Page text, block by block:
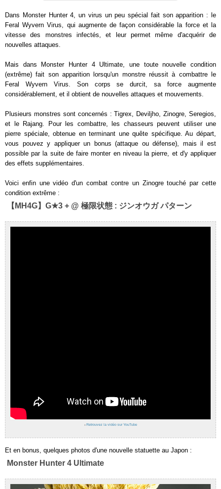
Dans Monster Hunter 4, un virus un peu spécial fait son apparition : le
Feral Wyvern Virus, qui augmente de façon considérable la force et la
vitesse des monstres infectés, et leur permet même d'acquérir de
nouvelles attaques.
Mais dans Monster Hunter 4 Ultimate, une toute nouvelle condition
(extrême) fait son apparition lorsqu'un monstre réussit à combattre le
Feral Wyvern Virus. Son corps se durcit, sa force augmente
considérablement, et il obtient de nouvelles attaques et mouvements.
Plusieurs monstres sont concernés : Tigrex, Deviljho, Zinogre, Seregios,
et le Rajang. Pour les combattre, les chasseurs peuvent utiliser une
pierre spéciale, obtenue en terminant une quête spécifique. Au départ,
vous pouvez y appliquer un bonus (attaque ou défense), mais il est
possible par la suite de faire monter en niveau la pierre, et d'y appliquer
des effets supplémentaires.
Voici enfin une vidéo d'un combat contre un Zinogre touché par cette
condition extrême :
【MH4G】G★3 + @ 極限状態 : ジンオウガ パターン
› Retrouvez la vidéo sur YouTube
Et en bonus, quelques photos d'une nouvelle statuette au Japon :
Monster Hunter 4 Ultimate